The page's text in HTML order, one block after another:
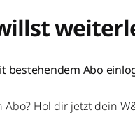
bestehendem Abo
Abo? Hol dir jetzt dein